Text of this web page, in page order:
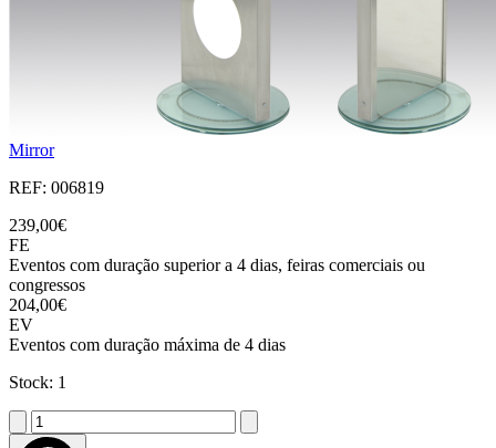
Mirror
REF: 006819
239,00€
FE
Eventos com duração superior a 4 dias, feiras comerciais ou
congressos
204,00€
EV
Eventos com duração máxima de 4 dias
Stock: 1